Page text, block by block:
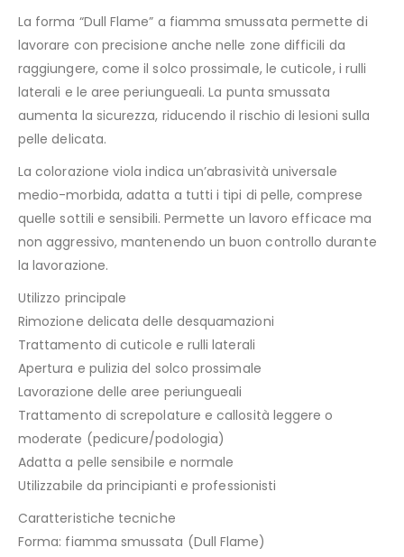
La forma “Dull Flame” a fiamma smussata permette di
lavorare con precisione anche nelle zone difficili da
raggiungere, come il solco prossimale, le cuticole, i rulli
laterali e le aree periungueali. La punta smussata
aumenta la sicurezza, riducendo il rischio di lesioni sulla
pelle delicata.
La colorazione viola indica un’abrasività universale
medio-morbida, adatta a tutti i tipi di pelle, comprese
quelle sottili e sensibili. Permette un lavoro efficace ma
non aggressivo, mantenendo un buon controllo durante
la lavorazione.
Utilizzo principale
Rimozione delicata delle desquamazioni
Trattamento di cuticole e rulli laterali
Apertura e pulizia del solco prossimale
Lavorazione delle aree periungueali
Trattamento di screpolature e callosità leggere o
moderate (pedicure/podologia)
Adatta a pelle sensibile e normale
Utilizzabile da principianti e professionisti
Caratteristiche tecniche
Forma: fiamma smussata (Dull Flame)